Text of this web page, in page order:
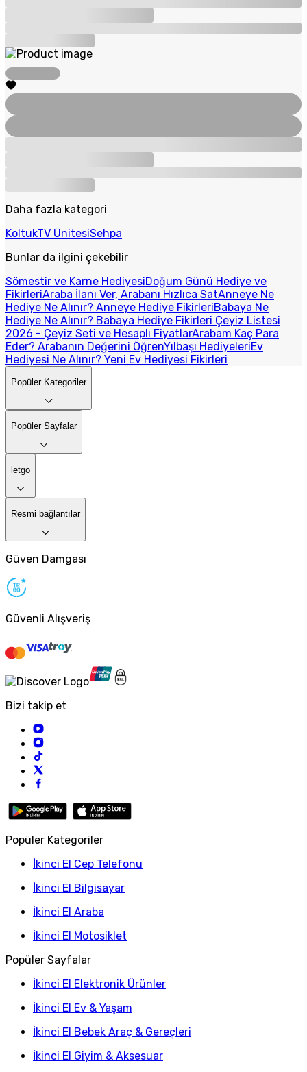
Daha fazla kategori
KoltukTV ÜnitesiSehpa
Bunlar da ilgini çekebilir
Sömestir ve Karne HediyesiDoğum Günü Hediye ve
FikirleriAraba İlanı Ver, Arabanı Hızlıca SatAnneye Ne
Hediye Ne Alınır? Anneye Hediye FikirleriBabaya Ne
Hediye Ne Alınır? Babaya Hediye Fikirleri Çeyiz Listesi
2026 - Çeyiz Seti ve Hesaplı FiyatlarArabam Kaç Para
Eder? Arabanın Değerini ÖğrenYılbaşı HediyeleriEv
Hediyesi Ne Alınır? Yeni Ev Hediyesi Fikirleri
Popüler Kategoriler
Popüler Sayfalar
letgo
Resmi bağlantılar
Güven Damgası
Güvenli Alışveriş
Bizi takip et
Popüler Kategoriler
İkinci El Cep Telefonu
İkinci El Bilgisayar
İkinci El Araba
İkinci El Motosiklet
Popüler Sayfalar
İkinci El Elektronik Ürünler
İkinci El Ev & Yaşam
İkinci El Bebek Araç & Gereçleri
İkinci El Giyim & Aksesuar